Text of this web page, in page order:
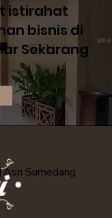
istirahat
bisnis di
Sekarang
Asri Sumedang